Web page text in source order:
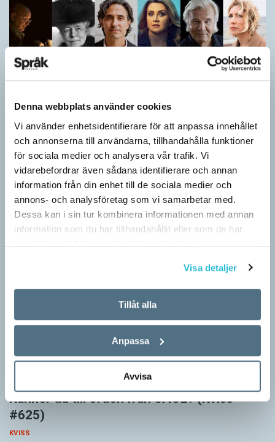
Denna webbplats använder cookies
Vi använder enhetsidentifierare för att anpassa innehållet
och annonserna till användarna, tillhandahålla funktioner
för sociala medier och analysera vår trafik. Vi
vidarebefordrar även sådana identifierare och annan
information från din enhet till de sociala medier och
annons- och analysföretag som vi samarbetar med.
Dessa kan i sin tur kombinera informationen med annan
information som du har tillhandahållit eller som de har
samlat in när du har använt deras tjänster.
Visa detaljer
Tillåt alla
Anpassa
Avvisa
Vilket språk är detta? (Kviss #626)
KVISS
I det här kvisset möter du texter om berömda svenska
författare på tolv olika språk hämtade från Wikipedia. Men vilka
är språken?
Känner du till orden från SAOL? (Kviss
#625)
KVISS